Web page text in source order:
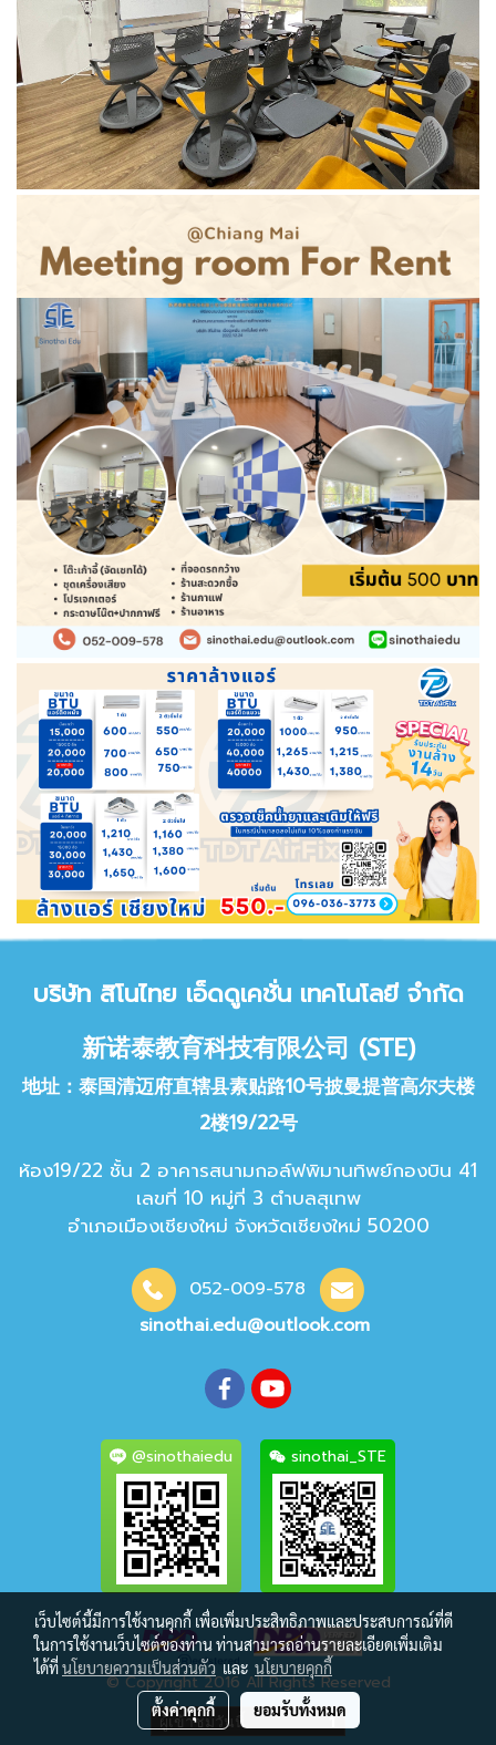
บริษัท สิโนไทย เอ็ดดูเคชั่น เทคโนโลยี จำกัด
新诺泰教育科技有限公司 (STE)
地址：泰国清迈府直辖县素贴路10号披曼提普高尔夫楼
2楼19/22号
ห้อง19/22 ชั้น 2 อาคารสนามกอล์ฟพิมานทิพย์กองบิน 41
เลขที่ 10 หมู่ที่ 3 ตำบลสุเทพ
อำเภอเมืองเชียงใหม่ จังหวัดเชียงใหม่ 50200
052-009-578
sinothai.edu@outlook.com
@sinothaiedu sinothai_STE
© Copyright 2016 All Rights Reserved
ผู้เข้าชมวันนี้ 1
เว็บไซต์นี้มีการใช้งานคุกกี้ เพื่อเพิ่มประสิทธิภาพและประสบการณ์ที่ดี
ในการใช้งานเว็บไซต์ของท่าน ท่านสามารถอ่านรายละเอียดเพิ่มเติม
ได้ที่นโยบายความเป็นส่วนตัว และ นโยบายคุกกี้
ตั้งค่าคุกกี้ ยอมรับทั้งหมด